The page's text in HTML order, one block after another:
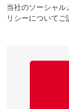
当社のソーシャル
リシーについてご